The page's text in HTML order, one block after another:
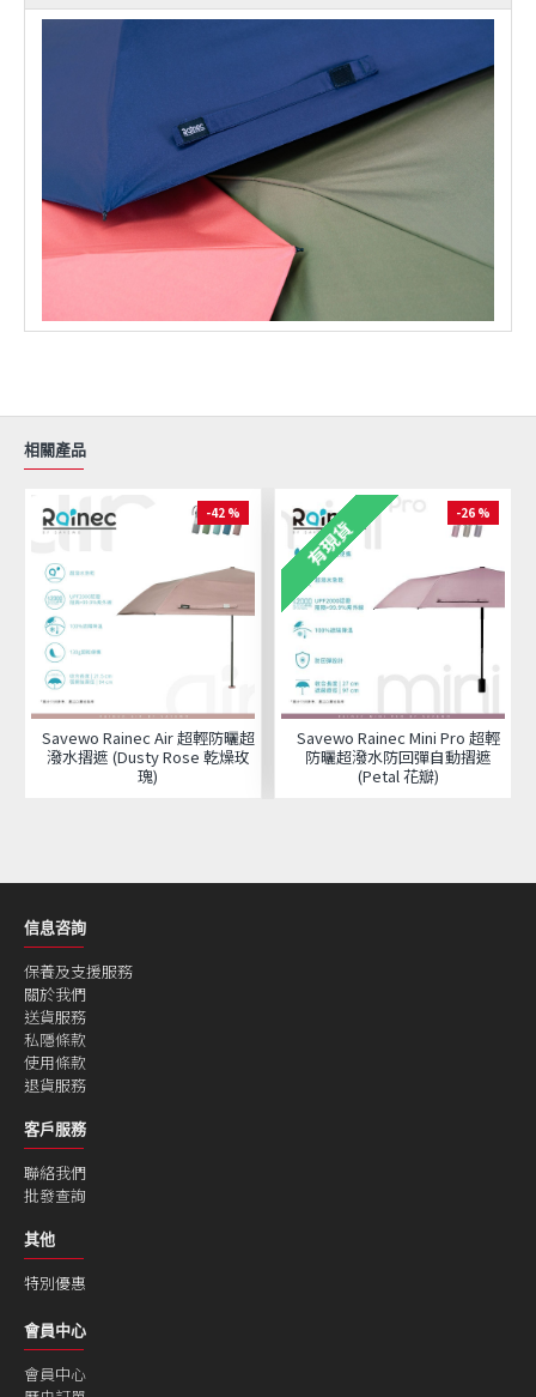
相關產品
-42 %
Savewo Rainec Air 超輕防曬超
潑水摺遮 (Dusty Rose 乾燥玫
瑰)
有現貨
-26 %
Savewo Rainec Mini Pro 超輕
防曬超潑水防回彈自動摺遮
(Petal 花瓣)
信息咨詢
保養及支援服務
關於我們
送貨服務
私隱條款
使用條款
退貨服務
客戶服務
聯絡我們
批發查詢
其他
特別優惠
會員中心
會員中心